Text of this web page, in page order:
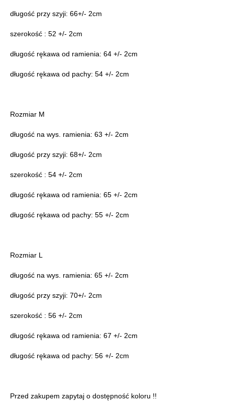
długość przy szyji: 66+/- 2cm
szerokość : 52 +/- 2cm
długość rękawa od ramienia: 64 +/- 2cm
długość rękawa od pachy: 54 +/- 2cm
Rozmiar M
długość na wys. ramienia: 63 +/- 2cm
długość przy szyji: 68+/- 2cm
szerokość : 54 +/- 2cm
długość rękawa od ramienia: 65 +/- 2cm
długość rękawa od pachy: 55 +/- 2cm
Rozmiar L
długość na wys. ramienia: 65 +/- 2cm
długość przy szyji: 70+/- 2cm
szerokość : 56 +/- 2cm
długość rękawa od ramienia: 67 +/- 2cm
długość rękawa od pachy: 56 +/- 2cm
Przed zakupem zapytaj o dostępność koloru !!